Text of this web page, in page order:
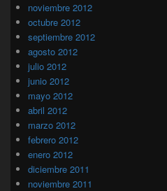
noviembre 2012
octubre 2012
septiembre 2012
agosto 2012
julio 2012
junio 2012
mayo 2012
abril 2012
marzo 2012
febrero 2012
enero 2012
diciembre 2011
noviembre 2011